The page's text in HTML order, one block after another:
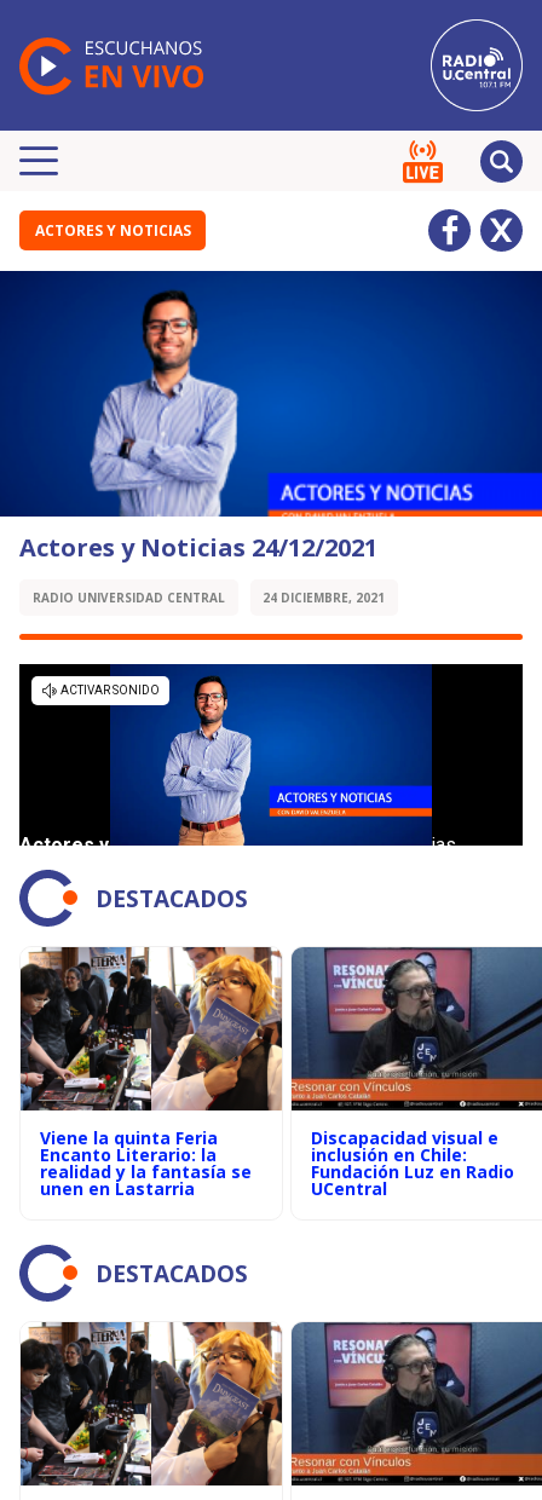
ACTORES Y NOTICIAS
Actores y Noticias 24/12/2021
RADIO UNIVERSIDAD CENTRAL 24 DICIEMBRE, 2021
DESTACADOS
Viene la quinta Feria
Encanto Literario: la
realidad y la fantasía se
unen en Lastarria
Discapacidad visual e
inclusión en Chile:
Fundación Luz en Radio
UCentral
DESTACADOS